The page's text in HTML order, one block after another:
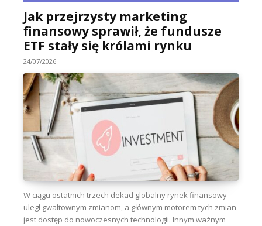
Jak przejrzysty marketing
finansowy sprawił, że fundusze
ETF stały się królami rynku
24/07/2026
W ciągu ostatnich trzech dekad globalny rynek finansowy
uległ gwałtownym zmianom, a głównym motorem tych zmian
jest dostęp do nowoczesnych technologii. Innym ważnym